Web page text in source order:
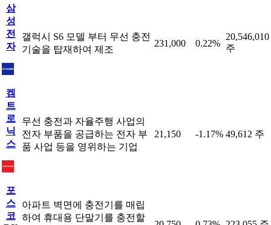
삼
성
전
자
갤럭시 S6 모델 부터 무선 충전
기술을 탑재하여 제조
231,000 0.22%
20,546,010
주
켐
트
로
닉
스
무선 충전과 자율주행 사업의
전자 부품을 공급하는 전자 부
품 사업 등을 영위하는 기업
21,150 -1.17% 49,612 주
포
스
코
아파트 벽면에 충전기를 매립
하여 휴대용 단말기를 충전할